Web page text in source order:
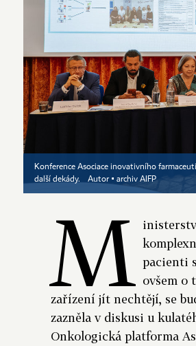
Konference Asociace inovativního
další dekády.
Autor ▪ archiv AIFP
M pacienti
ovšem o
zařízení jít nechtějí, se
zazněla v diskusi u
Onkologická platforma